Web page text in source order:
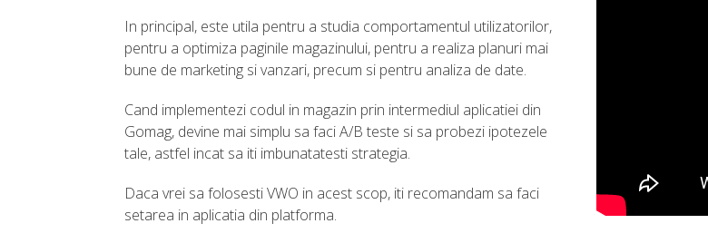
In principal, este utila pentru a studia comportamentul utilizatorilor,
pentru a optimiza paginile magazinului, pentru a realiza planuri mai
bune de marketing si vanzari, precum si pentru analiza de date.
Cand implementezi codul in magazin prin intermediul aplicatiei din
Gomag, devine mai simplu sa faci A/B teste si sa probezi ipotezele
tale, astfel incat sa iti imbunatatesti strategia.
Daca vrei sa folosesti VWO in acest scop, iti recomandam sa faci
setarea in aplicatia din platforma.